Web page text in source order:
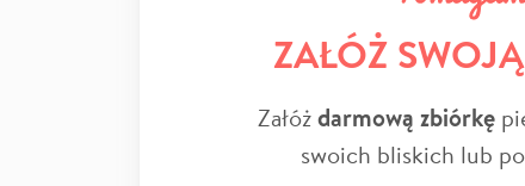
ZAŁÓŻ
Załóżdarmową zbiórkę
swoich bliskich lub